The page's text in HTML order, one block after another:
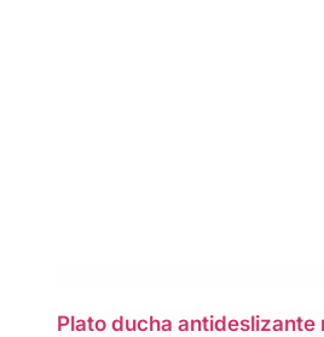
Plato ducha antideslizante